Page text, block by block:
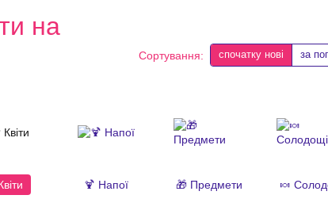
на
Сортування: спочатку нові за
🍹 Напої 🎁 Предмети 🍬